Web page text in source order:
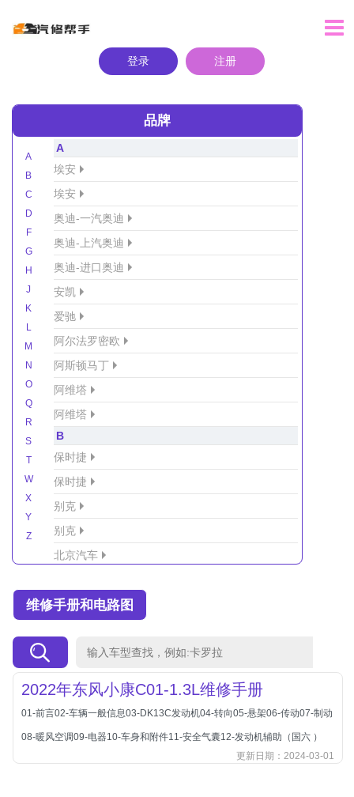
登录 注册
品牌
A
B
C
D
F
G
H
J
K
L
M
N
O
Q
R
S
T
W
X
Y
Z
A
埃安
埃安
奥迪-一汽奥迪
奥迪-上汽奥迪
奥迪-进口奥迪
安凯
爱驰
阿尔法罗密欧
阿斯顿马丁
阿维塔
阿维塔
B
保时捷
保时捷
别克
别克
北京汽车
北京越野车
北汽制造
维修手册和电路图
2022年东风小康C01-1.3L维修手册
01-前言02-车辆一般信息03-DK13C发动机04-转向05-悬架06-传动07-制动
08-暖风空调09-电器10-车身和附件11-安全气囊12-发动机辅助（国六 ）
更新日期：2024-03-01